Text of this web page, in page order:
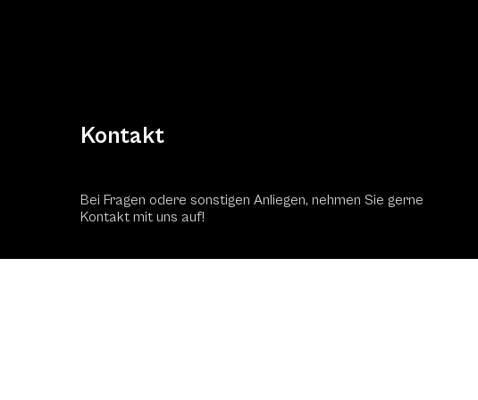
Kontakt
Bei Fragen odere sonstigen Anliegen, nehmen Sie gerne
Kontakt mit uns auf!